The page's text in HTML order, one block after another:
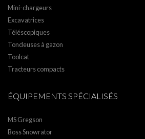
Mini-chargeurs
Excavatrices
Téléscopiques
Tondeuses à gazon
Toolcat
Tracteurs compacts
ÉQUIPEMENTS SPÉCIALISÉS
MS Gregson
Boss Snowrator